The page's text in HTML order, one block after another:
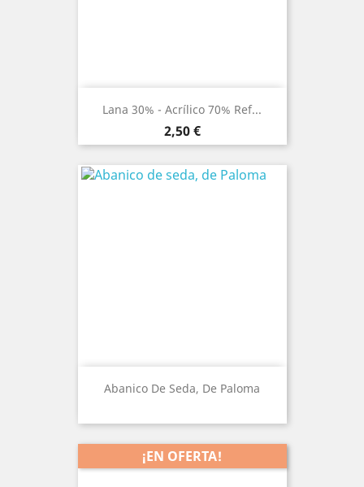
Lana 30% - Acrílico 70% Ref...
Precio
2,50 €
Abanico De Seda, De Paloma
¡EN OFERTA!